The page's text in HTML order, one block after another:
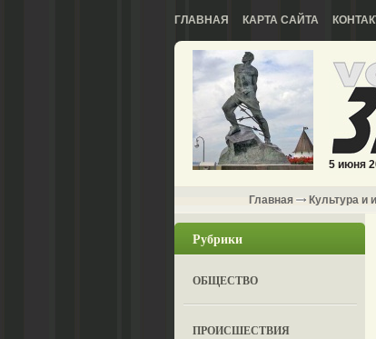
ГЛАВНАЯ КАРТА САЙТА
5 июня
Главная Культура и
Рубрики
ОБЩЕСТВО
ПРОИСШЕСТВИЯ